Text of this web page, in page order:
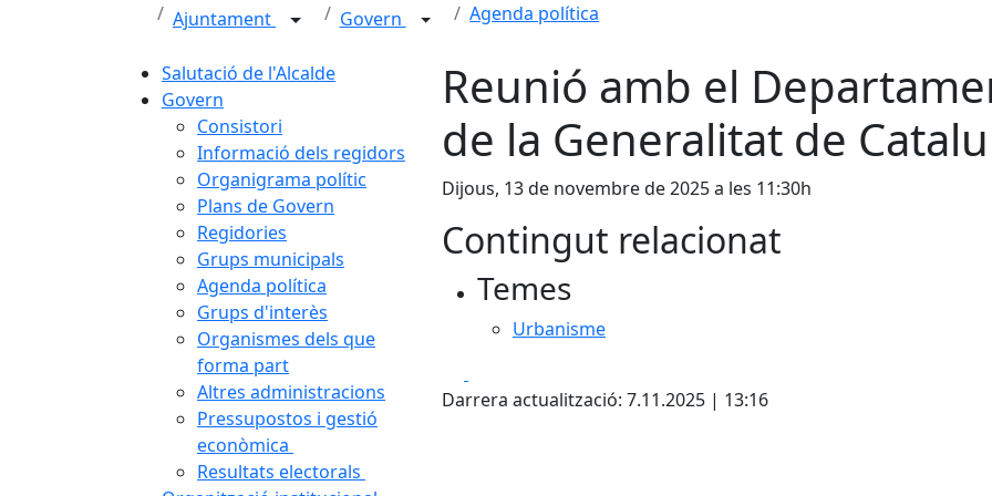
Ajuntament Govern Agenda política
Salutació de l'Alcalde
Govern
Consistori
Informació dels regidors
Organigrama polític
Plans de Govern
Regidories
Grups municipals
Agenda política
Grups d'interès
Organismes dels que
forma part
Altres administracions
Pressupostos i gestió
econòmica
Resultats electorals
Reunió amb el
de la Generalitat de
Dijous, 13 de novembre de 2025 a les 11:30h
Contingut relacionat
Temes
Urbanisme
Darrera actualització: 7.11.2025 | 13:16